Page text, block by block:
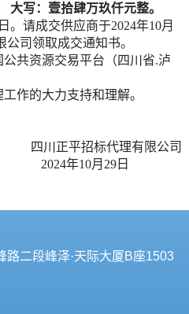
大写：壹拾肆万玖仟元整。
。请成交供应商于2024年10月
公司领取成交通知书。
公共资源交易平台（四川省.泸
作的大力支持和理解。
四川正平招标代理有限公司
2024年10月 29日
路二段峰泽·天际大厦B座1503